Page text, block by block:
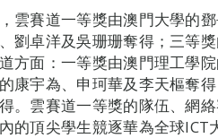
雲賽道一等獎由澳門大學的
劉卓洋及吳珊珊奪得；三等
方面：一等獎由澳門理工學
康宇為、申珂華及李天樞奪
。雲賽道一等獎的隊伍、網
的頂尖學生競逐華為全球ICT